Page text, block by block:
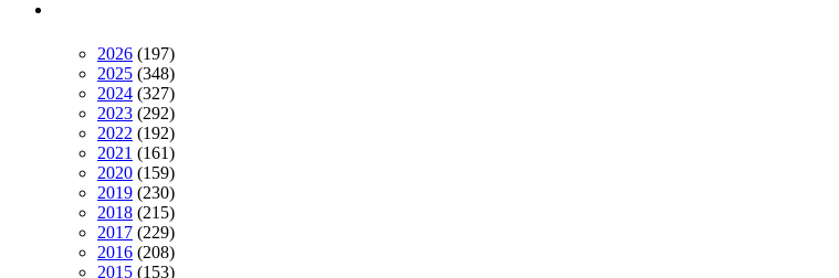
2026 (197)
2025 (348)
2024 (327)
2023 (292)
2022 (192)
2021 (161)
2020 (159)
2019 (230)
2018 (215)
2017 (229)
2016 (208)
2015 (153)